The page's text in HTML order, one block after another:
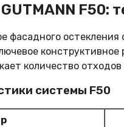
F50:
фасадного
количество
системы F50